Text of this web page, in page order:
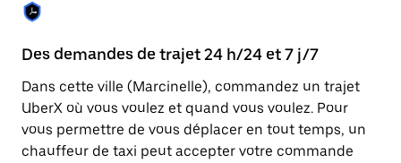
Des demandes de trajet 24 h/24 et 7 j/7
Dans cette ville (Marcinelle), commandez un trajet
UberX où vous voulez et quand vous voulez. Pour
vous permettre de vous déplacer en tout temps, un
chauffeur de taxi peut accepter votre commande